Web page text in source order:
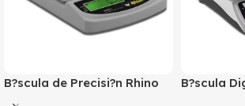
B?scula de Precisi?n Rhino
B?scula